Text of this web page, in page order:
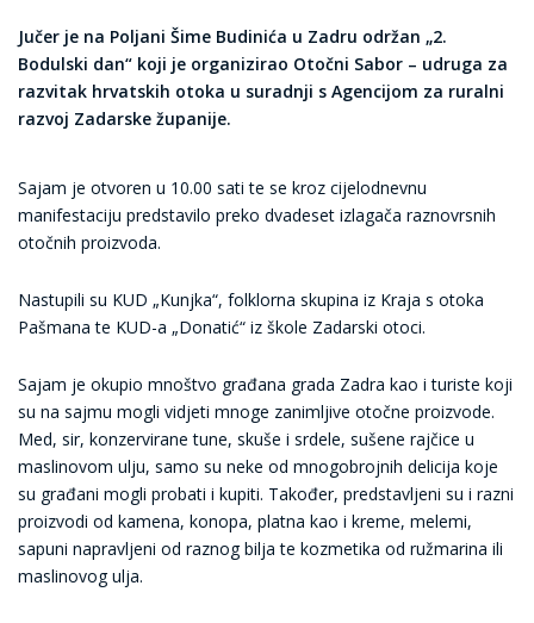
Jučer je na Poljani Šime Budinića u Zadru održan „2.
Bodulski dan“ koji je organizirao Otočni Sabor – udruga za
razvitak hrvatskih otoka u suradnji s Agencijom za ruralni
razvoj Zadarske županije.
Sajam je otvoren u 10.00 sati te se kroz cijelodnevnu
manifestaciju predstavilo preko dvadeset izlagača raznovrsnih
otočnih proizvoda.
Nastupili su KUD „Kunjka“, folklorna skupina iz Kraja s otoka
Pašmana te KUD-a „Donatić“ iz škole Zadarski otoci.
Sajam je okupio mnoštvo građana grada Zadra kao i turiste koji
su na sajmu mogli vidjeti mnoge zanimljive otočne proizvode.
Med, sir, konzervirane tune, skuše i srdele, sušene rajčice u
maslinovom ulju, samo su neke od mnogobrojnih delicija koje
su građani mogli probati i kupiti. Također, predstavljeni su i razni
proizvodi od kamena, konopa, platna kao i kreme, melemi,
sapuni napravljeni od raznog bilja te kozmetika od ružmarina ili
maslinovog ulja.